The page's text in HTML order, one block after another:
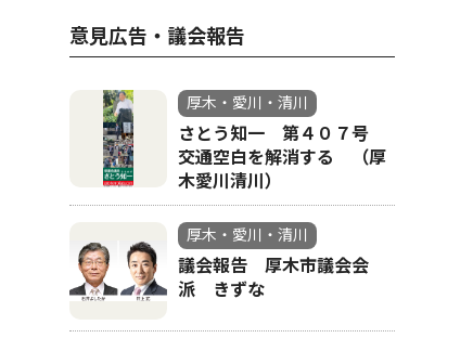
意見広告・議会報告
厚木・愛川・清川
さとう知一 第４０７号
交通空白を解消する （厚
木愛川清川）
厚木・愛川・清川
議会報告 厚木市議会会
派 きずな